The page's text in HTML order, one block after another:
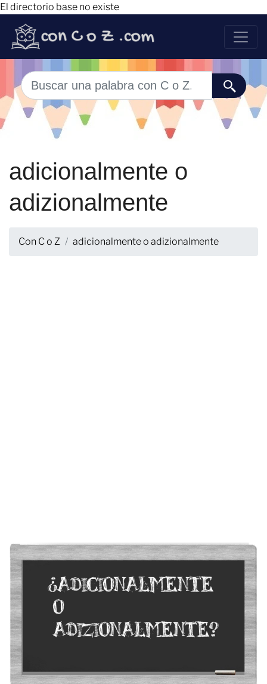
El directorio base no existe
adicionalmente o
adizionalmente
Con C o Z adicionalmente o adizionalmente